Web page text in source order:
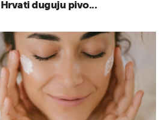
Hrvati duguju pivo...
NOTIFIKACIJE